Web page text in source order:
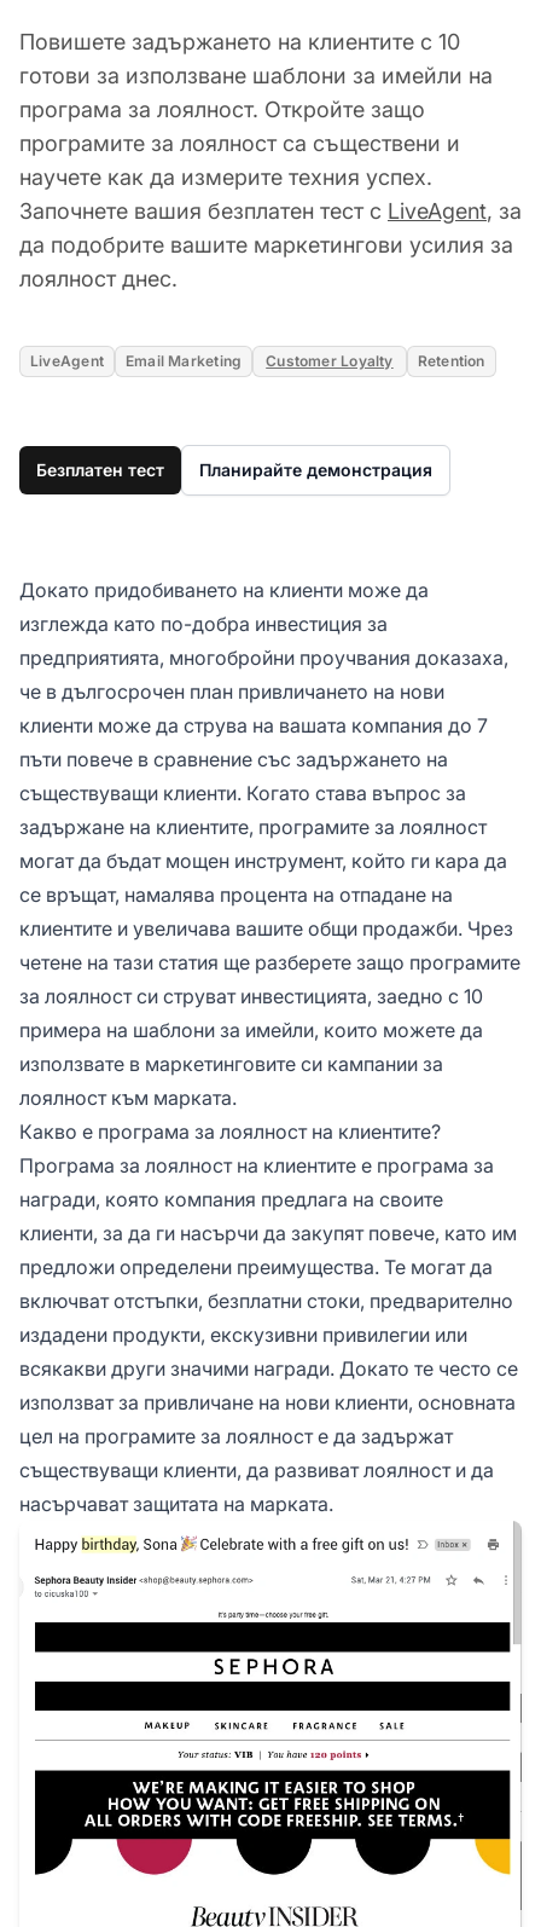
Повишете задържането на клиентите с 10
готови за използване шаблони за имейли на
програма за лоялност. Откройте защо
програмите за лоялност са съществени и
научете как да измерите техния успех.
Започнете вашия безплатен тест с LiveAgent, за
да подобрите вашите маркетингови усилия за
лоялност днес.
LiveAgent Email Marketing Customer Loyalty Retention
Безплатен тест Планирайте демонстрация
Докато придобиването на клиенти може да
изглежда като по-добра инвестиция за
предприятията, многобройни проучвания доказаха,
че в дългосрочен план привличането на нови
клиенти може да струва на вашата компания до 7
пъти повече в сравнение със задържането на
съществуващи клиенти. Когато става въпрос за
задържане на клиентите, програмите за лоялност
могат да бъдат мощен инструмент, който ги кара да
се връщат, намалява процента на отпадане на
клиентите и увеличава вашите общи продажби. Чрез
четене на тази статия ще разберете защо програмите
за лоялност си струват инвестицията, заедно с 10
примера на шаблони за имейли, които можете да
използвате в маркетинговите си кампании за
лоялност към марката.
Какво е програма за лоялност на клиентите?
Програма за лоялност на клиентите е програма за
награди, която компания предлага на своите
клиенти, за да ги насърчи да закупят повече, като им
предложи определени преимущества. Те могат да
включват отстъпки, безплатни стоки, предварително
издадени продукти, екскузивни привилегии или
всякакви други значими награди. Докато те често се
използват за привличане на нови клиенти, основната
цел на програмите за лоялност е да задържат
съществуващи клиенти, да развиват лоялност и да
насърчават защитата на марката.